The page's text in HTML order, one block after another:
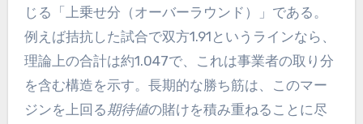
じる「上乗せ分（オーバーラウンド）」である。
例えば拮抗した試合で双方1.91というラインなら、
理論上の合計は約1.047で、これは事業者の取り分
を含む構造を示す。長期的な勝ち筋は、このマー
ジンを上回る期待値の賭けを積み重ねることに尽